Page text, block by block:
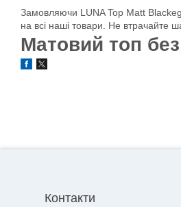
Замовляючи LUNA Top Matt
на всі наші товари. Не втрачайте
Матовий топ
Контакти